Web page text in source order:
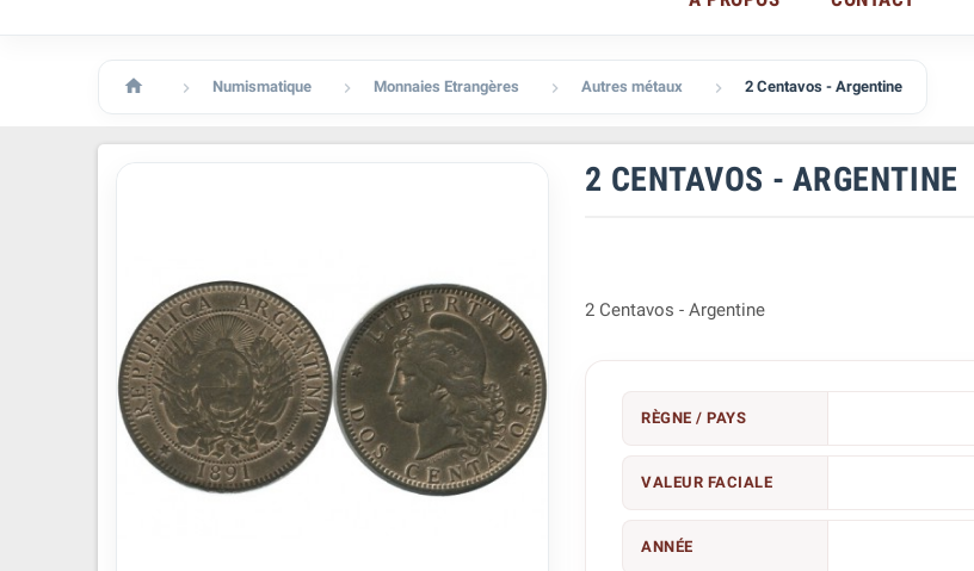
  Numismatique  Monnaies Etrangères  Autres métaux  2 Centavos - Argentine
2 CENTAVOS - ARGENTINE
2 Centavos - Argentine
RÈGNE / PAYS
VALEUR FACIALE
ANNÉE